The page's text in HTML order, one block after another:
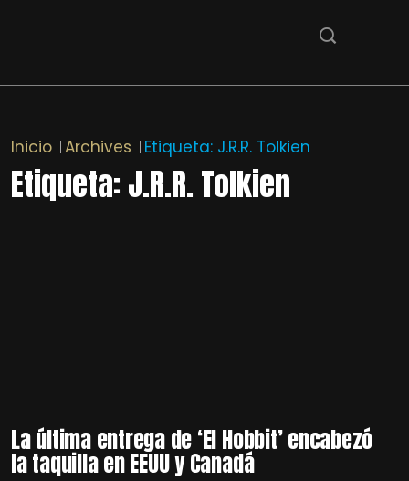
Inicio Archives Etiqueta: J.R.R. Tolkien
Etiqueta:J.R.R. Tolkien
La última entrega de ‘El Hobbit’ encabezó
la taquilla en EEUU y Canadá